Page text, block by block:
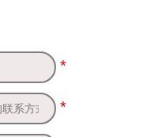
*
*